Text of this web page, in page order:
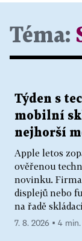
Téma:
Týden s
mobilní
nejhorší
Apple letos
ověřenou
novinku.
displejů nebo
na řadě
7. 8. 2026 ▪ 4